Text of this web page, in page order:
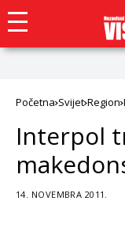
Početna Svijet Region
Interpol
14. NOVEMBRA 2011.